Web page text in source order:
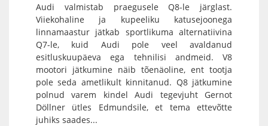
Audi valmistab praegusele Q8-le järglast.
Viiekohaline ja kupeeliku katusejoonega
linnamaastur jätkab sportlikuma alternatiivina
Q7-le, kuid Audi pole veel avaldanud
esitluskuupäeva ega tehnilisi andmeid. V8
mootori jätkumine näib tõenäoline, ent tootja
pole seda ametlikult kinnitanud. Q8 jätkumine
polnud varem kindel Audi tegevjuht Gernot
Döllner ütles Edmundsile, et tema ettevõtte
juhiks saades...